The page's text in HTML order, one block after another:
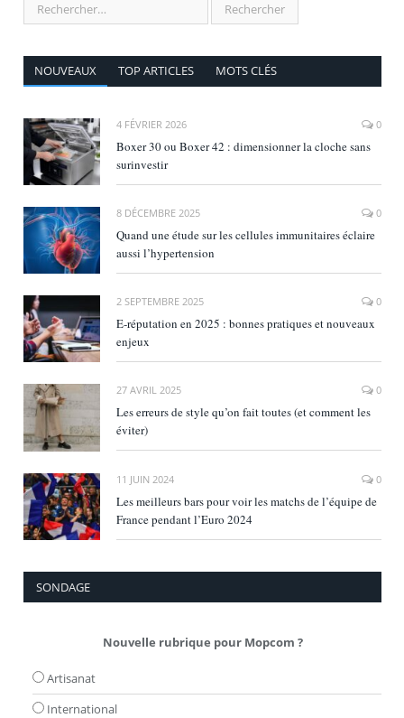
NOUVEAUX TOP ARTICLES MOTS CLÉS
4 FÉVRIER 2026 0
Boxer 30 ou Boxer 42 : dimensionner la cloche sans
surinvestir
8 DÉCEMBRE 2025 0
Quand une étude sur les cellules immunitaires éclaire
aussi l’hypertension
2 SEPTEMBRE 2025 0
E‑réputation en 2025 : bonnes pratiques et nouveaux
enjeux
27 AVRIL 2025 0
Les erreurs de style qu’on fait toutes (et comment les
éviter)
11 JUIN 2024 0
Les meilleurs bars pour voir les matchs de l’équipe de
France pendant l’Euro 2024
SONDAGE
Nouvelle rubrique pour Mopcom ?
Artisanat
International